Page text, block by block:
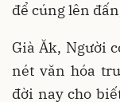
để cúng lên
Già Ăk, Người
nét văn hóa
đời nay cho